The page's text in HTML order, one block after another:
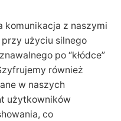
komunikacja z naszymi
przy użyciu silnego
po “kłódce”
również
w naszych
użytkowników
co